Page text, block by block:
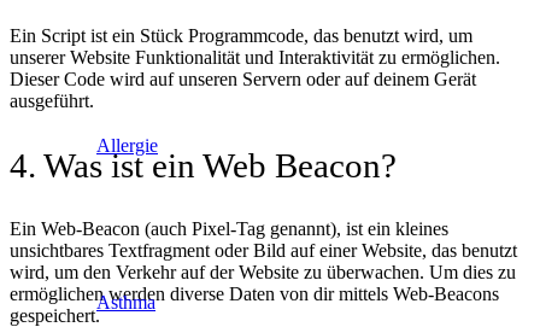
Allergie
Asthma
Ein Script ist ein Stück Programmcode, das benutzt wird, um
unserer Website Funktionalität und Interaktivität zu ermöglichen.
Dieser Code wird auf unseren Servern oder auf deinem Gerät
ausgeführt.
4. Was ist ein Web Beacon?
Ein Web-Beacon (auch Pixel-Tag genannt), ist ein kleines
unsichtbares Textfragment oder Bild auf einer Website, das benutzt
wird, um den Verkehr auf der Website zu überwachen. Um dies zu
ermöglichen werden diverse Daten von dir mittels Web-Beacons
gespeichert.